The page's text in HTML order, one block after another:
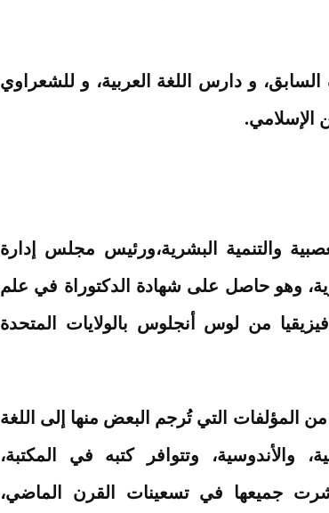
و دارس اللغة العربية، و للشعراوي
الإسلامي.
والتنمية البشرية،ورئيس مجلس إدارة
وهو حاصل على شهادة الدكتوراة في علم
من لوس أنجلوس بالولايات المتحدة
المؤلفات التي تُرجم البعض منها إلى اللغة
والأندوسية، وتتوافر كتبه في المكتبة،
جميعها في تسعينات القرن الماضي،